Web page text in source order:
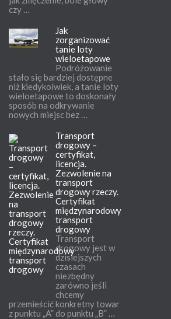
czy …
Jak
zorganizować
tanie loty
wieloetapowe
Podróżowanie
stało się bardziej dostępne
niż kiedykolwiek, a tanie loty
wieloetapowe to doskonały
sposób na odkrywanie
nowych miejsc bez …
Transport
drogowy –
certyfikat,
licencja.
Zezwolenie na
transport
drogowy rzeczy.
Certyfikat
międzynarodowy
transport
drogowy
Transport
drogowy jest w
dzisiejszych
czasach
niezbędny
zarówno jeśli
chcemy
przemieścić konkretny towar
z punktu „A” do punktu „B” …